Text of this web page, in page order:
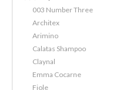
003 Number Three
Architex
Arimino
Calatas Shampoo
Claynal
Emma Cocarne
Fiole